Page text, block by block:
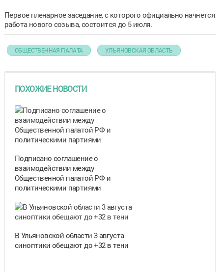
Первое пленарное заседание, с которого официально начнется
работа нового созыва, состоится до 5 июля.
ОБЩЕСТВЕННАЯ ПАЛАТА УЛЬЯНОВСКАЯ ОБЛАСТЬ
ПОХОЖИЕ НОВОСТИ
Подписано соглашение о
взаимодействии между
Общественной палатой РФ и
политическими партиями
В Ульяновской области 3 августа
синоптики обещают до +32 в тени